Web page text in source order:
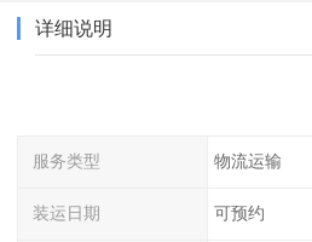
详细说明
服务类型 物流运输
装运日期 可预约